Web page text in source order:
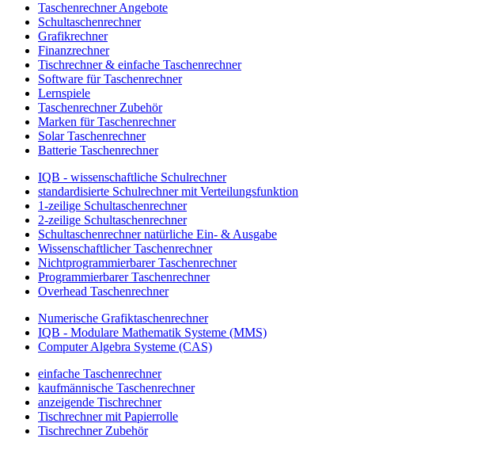
Taschenrechner Angebote
Schultaschenrechner
Grafikrechner
Finanzrechner
Tischrechner & einfache Taschenrechner
Software für Taschenrechner
Lernspiele
Taschenrechner Zubehör
Marken für Taschenrechner
Solar Taschenrechner
Batterie Taschenrechner
IQB - wissenschaftliche Schulrechner
standardisierte Schulrechner mit Verteilungsfunktion
1-zeilige Schultaschenrechner
2-zeilige Schultaschenrechner
Schultaschenrechner natürliche Ein- & Ausgabe
Wissenschaftlicher Taschenrechner
Nichtprogrammierbarer Taschenrechner
Programmierbarer Taschenrechner
Overhead Taschenrechner
Numerische Grafiktaschenrechner
IQB - Modulare Mathematik Systeme (MMS)
Computer Algebra Systeme (CAS)
einfache Taschenrechner
kaufmännische Taschenrechner
anzeigende Tischrechner
Tischrechner mit Papierrolle
Tischrechner Zubehör